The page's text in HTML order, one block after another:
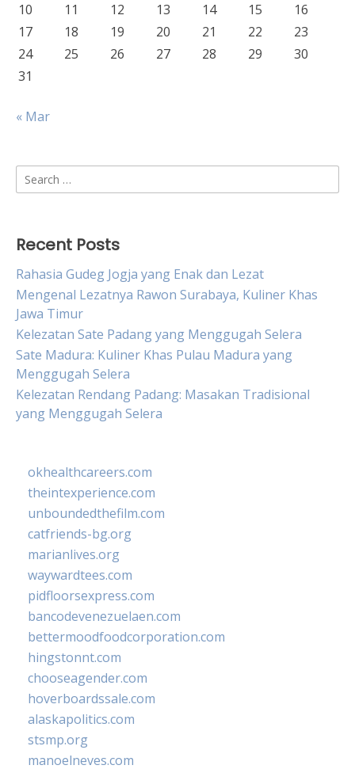
10
11 12 13 14 15
16
17
18 19 20 21 22
23
24
25 26 27 28 29
30
31
« Mar
Search
for:
Recent Posts
Rahasia Gudeg Jogja yang Enak dan Lezat
Mengenal Lezatnya Rawon Surabaya, Kuliner Khas
Jawa Timur
Kelezatan Sate Padang yang Menggugah Selera
Sate Madura: Kuliner Khas Pulau Madura yang
Menggugah Selera
Kelezatan Rendang Padang: Masakan Tradisional
yang Menggugah Selera
okhealthcareers.com
theintexperience.com
unboundedthefilm.com
catfriends-bg.org
marianlives.org
waywardtees.com
pidfloorsexpress.com
bancodevenezuelaen.com
bettermoodfoodcorporation.com
hingstonnt.com
chooseagender.com
hoverboardssale.com
alaskapolitics.com
stsmp.org
manoelneves.com